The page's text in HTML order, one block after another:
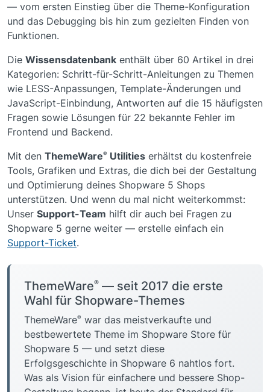
— vom ersten Einstieg über die Theme-Konfiguration
und das Debugging bis hin zum gezielten Finden von
Funktionen.
Die Wissensdatenbank enthält über 60 Artikel in drei
Kategorien: Schritt-für-Schritt-Anleitungen zu Themen
wie LESS-Anpassungen, Template-Änderungen und
JavaScript-Einbindung, Antworten auf die 15 häufigsten
Fragen sowie Lösungen für 22 bekannte Fehler im
Frontend und Backend.
Mit den ThemeWare® Utilities erhältst du kostenfreie
Tools, Grafiken und Extras, die dich bei der Gestaltung
und Optimierung deines Shopware 5 Shops
unterstützen. Und wenn du mal nicht weiterkommst:
Unser Support-Team hilft dir auch bei Fragen zu
Shopware 5 gerne weiter — erstelle einfach ein
Support-Ticket.
ThemeWare® — seit 2017 die erste
Wahl für Shopware-Themes
ThemeWare® war das meistverkaufte und
bestbewertete Theme im Shopware Store für
Shopware 5 — und setzt diese
Erfolgsgeschichte in Shopware 6 nahtlos fort.
Was als Vision für einfachere und bessere Shop-